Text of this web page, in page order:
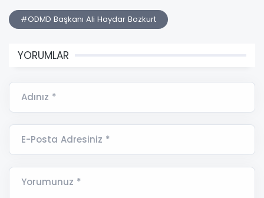
#ODMD Başkanı Ali Haydar Bozkurt
YORUMLAR
Adınız *
E-Posta Adresiniz *
Yorumunuz *